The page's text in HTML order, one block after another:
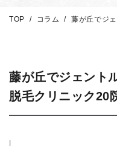
TOP コラム 藤が丘でジ
藤が丘でジェント
脱毛クリニック20